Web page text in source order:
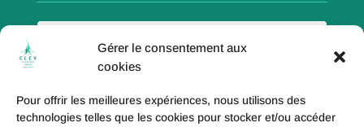
Gérer le consentement aux
cookies
Pour offrir les meilleures expériences, nous utilisons des
technologies telles que les cookies pour stocker et/ou accéder
Paris 18e
Paris 20e